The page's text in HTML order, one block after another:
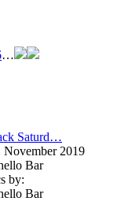
…
Saturd…
November 2019
Bar
by:
Bar